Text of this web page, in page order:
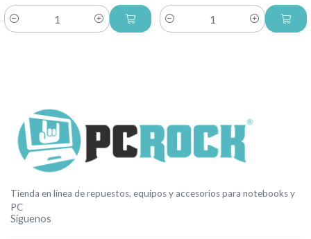
Cantidad Cantidad
Tienda en línea de repuestos, equipos y accesorios para notebooks y
PC
Síguenos